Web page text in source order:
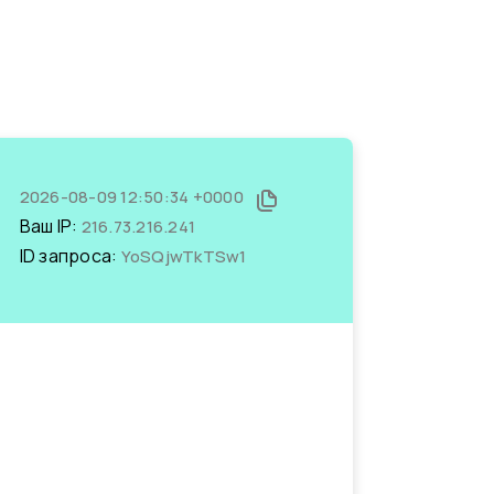
2026-08-09 12:50:34 +0000
Ваш IP: 216.73.216.241
ID запроса: YoSQjwTkTSw1